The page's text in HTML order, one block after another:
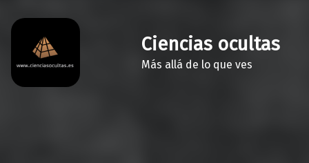
Ciencias ocultas
Más allá de lo que ves